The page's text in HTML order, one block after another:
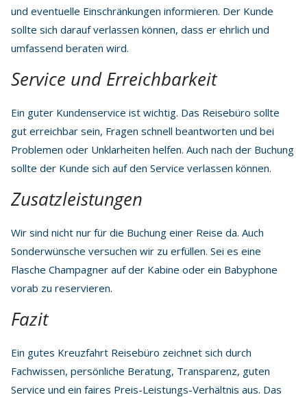
und eventuelle Einschränkungen informieren. Der Kunde
sollte sich darauf verlassen können, dass er ehrlich und
umfassend beraten wird.
Service und Erreichbarkeit
Ein guter Kundenservice ist wichtig. Das Reisebüro sollte
gut erreichbar sein, Fragen schnell beantworten und bei
Problemen oder Unklarheiten helfen. Auch nach der Buchung
sollte der Kunde sich auf den Service verlassen können.
Zusatzleistungen
Wir sind nicht nur für die Buchung einer Reise da. Auch
Sonderwünsche versuchen wir zu erfüllen. Sei es eine
Flasche Champagner auf der Kabine oder ein Babyphone
vorab zu reservieren.
Fazit
Ein gutes Kreuzfahrt Reisebüro zeichnet sich durch
Fachwissen, persönliche Beratung, Transparenz, guten
Service und ein faires Preis-Leistungs-Verhältnis aus. Das